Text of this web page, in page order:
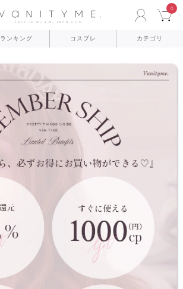
0
ランキング コスプレ カテゴリ